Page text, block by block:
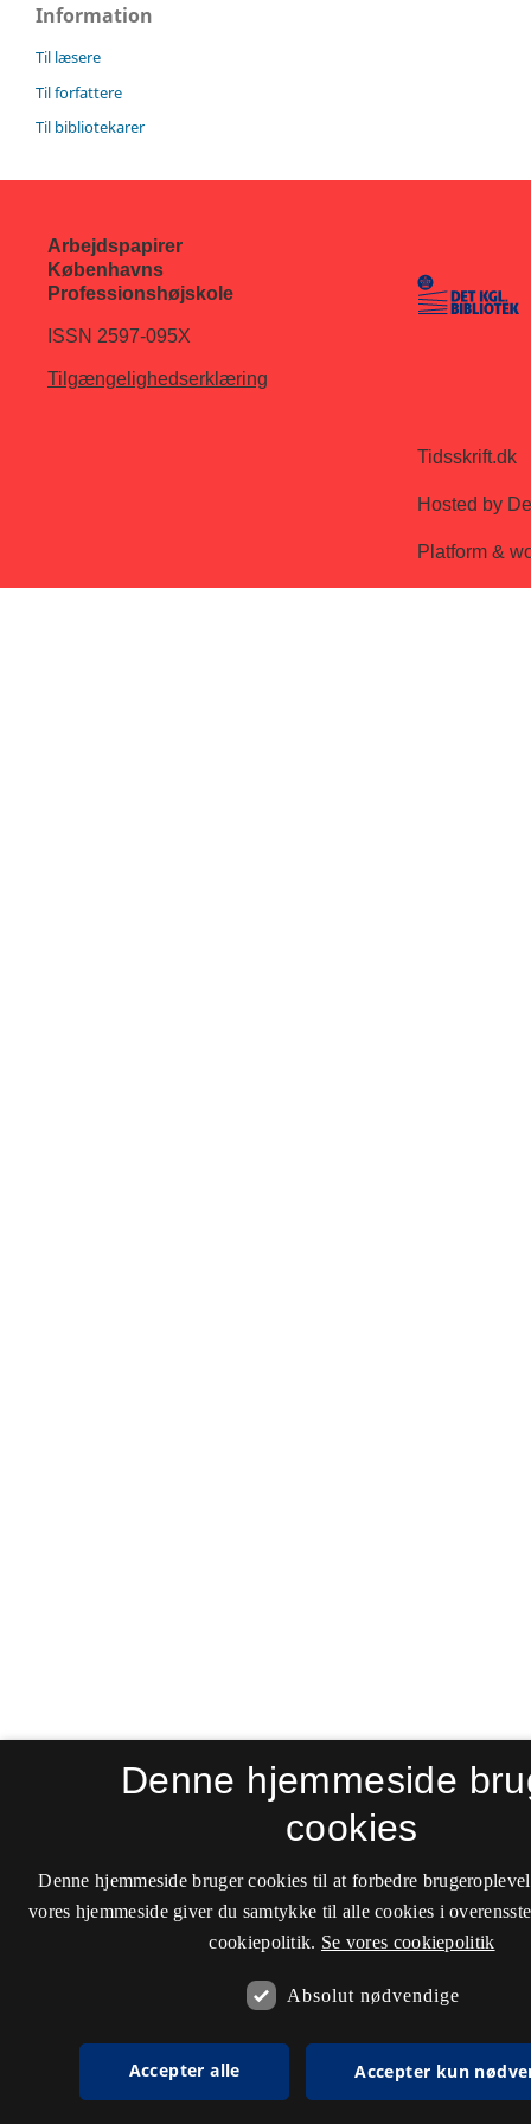
Information
Til læsere
Til forfattere
Til bibliotekarer
Arbejdspapirer
Københavns
Professionshøjskole
ISSN 2597-095X
Tilgængelighedserklæring
Denne hjemmeside
cookies
Denne hjemmeside bruger cookies til at forbedre
vores hjemmeside giver du samtykke til alle cookies i
cookiepolitik. Se vores cookiepolitik
Absolut nødvendige
Accepter alle Accepter kun